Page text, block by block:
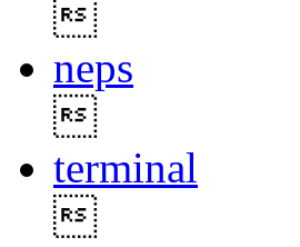
neps
terminal